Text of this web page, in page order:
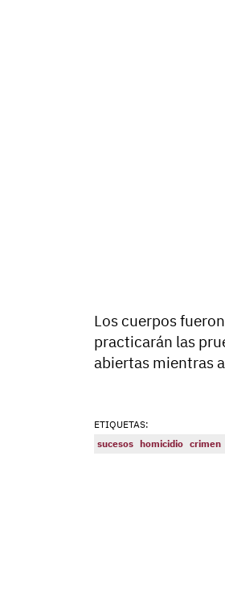
Los cuerpos
practicarán las
abiertas mientras
ETIQUETAS:
sucesos homicidio crimen